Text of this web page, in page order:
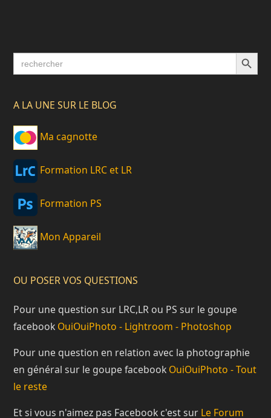
Search
for:
Search Button
A LA UNE SUR LE BLOG
Ma cagnotte
Formation LRC et LR
Formation PS
Mon Appareil
OU POSER VOS QUESTIONS
Pour une question sur LRC,LR ou PS sur le goupe
facebook OuiOuiPhoto - Lightroom - Photoshop
Pour une question en relation avec la photographie
en général sur le goupe facebook OuiOuiPhoto - Tout
le reste
Et si vous n'aimez pas Facebook c'est sur Le Forum